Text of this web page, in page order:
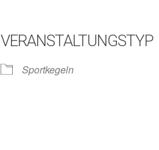
VERANSTALTUNGSTYP
Sportkegeln